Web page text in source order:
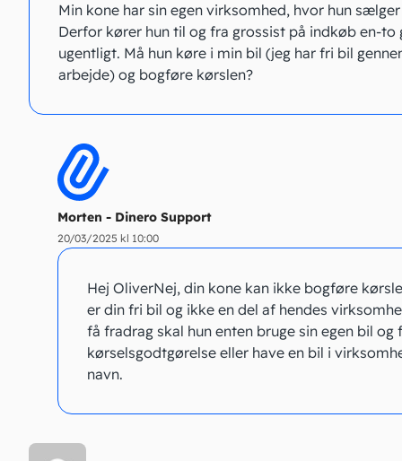
Min kone har sin egen virksomhed, hvor hun
Derfor kører hun til og fra grossist på indkøb en-to
ugentligt. Må hun køre i min bil (jeg har fri bil
arbejde) og bogføre kørslen?
Morten - Dinero Support
20/03/2025 kl 10:00
Hej Oliver ​ Nej, din kone kan ikke bogføre
er din fri bil og ikke en del af hendes
få fradrag skal hun enten bruge sin egen bil og
kørselsgodtgørelse eller have en bil i
navn.